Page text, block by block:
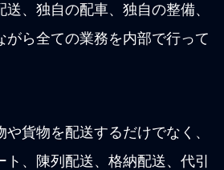
、独自の配車、独自の整備、
がら全ての業務を内部で行って
貨物を配送するだけでなく、
、陳列配送、格納配送、代引